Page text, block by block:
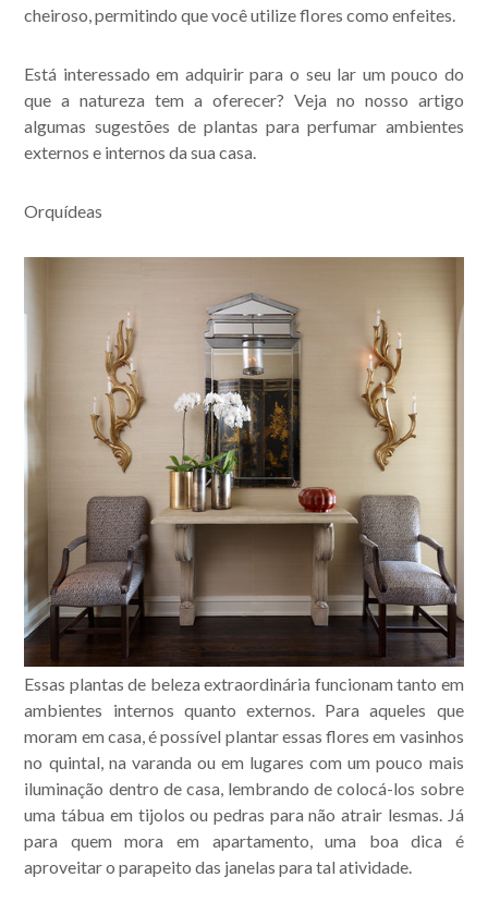
cheiroso, permitindo que você utilize flores como enfeites.
Está interessado em adquirir para o seu lar um pouco do
que a natureza tem a oferecer? Veja no nosso artigo
algumas sugestões de plantas para perfumar ambientes
externos e internos da sua casa.
Orquídeas
Essas plantas de beleza extraordinária funcionam tanto em
ambientes internos quanto externos. Para aqueles que
moram em casa, é possível plantar essas flores em vasinhos
no quintal, na varanda ou em lugares com um pouco mais
iluminação dentro de casa, lembrando de colocá-los sobre
uma tábua em tijolos ou pedras para não atrair lesmas. Já
para quem mora em apartamento, uma boa dica é
aproveitar o parapeito das janelas para tal atividade.